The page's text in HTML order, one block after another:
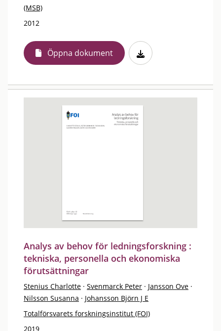
(MSB)
2012
Öppna dokument
Analys av behov för ledningsforskning :
tekniska, personella och ekonomiska
förutsättningar
Stenius Charlotte · Svenmarck Peter · Jansson Ove ·
Nilsson Susanna · Johansson Björn J E
Totalförsvarets forskningsinstitut (FOI)
2019